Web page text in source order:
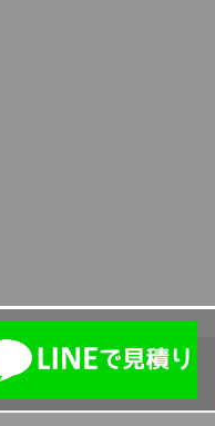
、上尾市、蓮田市で大人気